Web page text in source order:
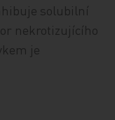
solubilní
nekrotizujícího
je